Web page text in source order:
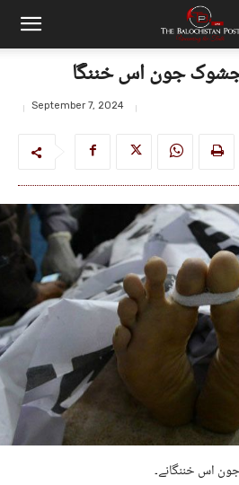
جشوک جون اس خننگا
September 7, 2024
جون اس خننگانے۔